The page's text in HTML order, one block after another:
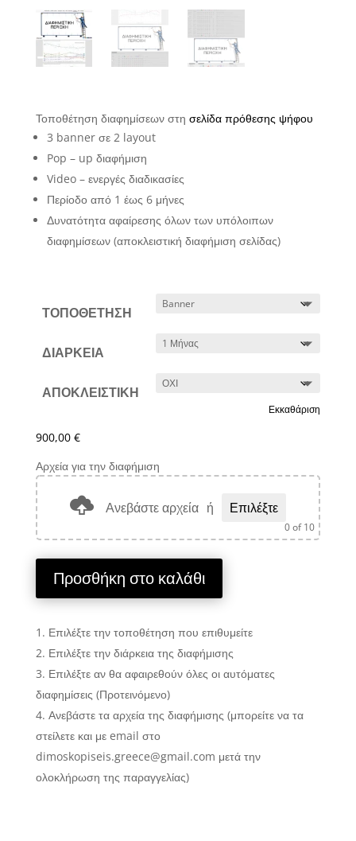
Τοποθέτηση διαφημίσεων στη σελίδα πρόθεσης ψήφου
3 banner σε 2 layout
Pop – up διαφήμιση
Video – ενεργές διαδικασίες
Περίοδο από 1 έως 6 μήνες
Δυνατότητα αφαίρεσης όλων των υπόλοιπων
διαφημίσεων (αποκλειστική διαφήμιση σελίδας)
ΤΟΠΟΘΕΤΗΣΗ
ΔΙΑΡΚΕΙΑ
ΑΠΟΚΛΕΙΣΤΙΚΗ
Εκκαθάριση
900,00 €
Αρχεία για την διαφήμιση
Ανεβάστε αρχεία ή Επιλέξτε
0of 10
Προσθήκη στο καλάθι
Επιλέξτε την τοποθέτηση που επιθυμείτε
Επιλέξτε την διάρκεια της διαφήμισης
Επιλέξτε αν θα αφαιρεθούν όλες οι αυτόματες
διαφημίσεις (Προτεινόμενο)
Ανεβάστε τα αρχεία της διαφήμισης (μπορείτε να τα
στείλετε και με email στο
dimoskopiseis.greece@gmail.com μετά την
ολοκλήρωση της παραγγελίας)